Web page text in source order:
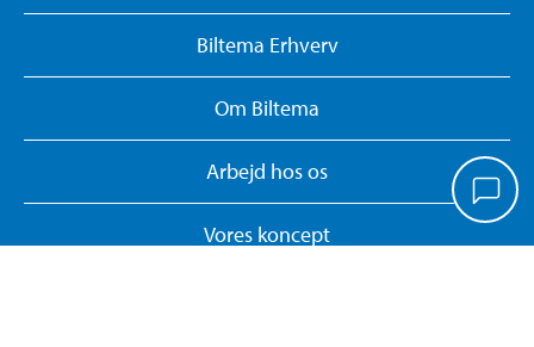
Biltema Erhverv
Om Biltema
Arbejd hos os
Vores koncept